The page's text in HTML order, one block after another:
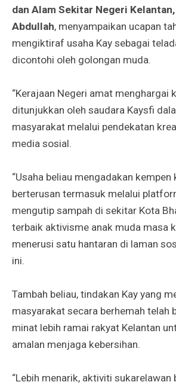
dan Alam Sekitar Negeri
Abdullah, menyampaikan ucapan
mengiktiraf usaha Kay sebagai
dicontohi oleh golongan muda.
“Kerajaan Negeri amat menghargai
ditunjukkan oleh saudara Kaysfi
masyarakat melalui pendekatan
media sosial.
“Usaha beliau mengadakan
berterusan termasuk melalui
mengutip sampah di sekitar Kota
terbaik aktivisme anak muda masa
menerusi satu hantaran di laman
ini.
Tambah beliau, tindakan Kay yang
masyarakat secara berhemah telah
minat lebih ramai rakyat Kelantan
amalan menjaga kebersihan.
“Lebih menarik, aktiviti sukarelawan